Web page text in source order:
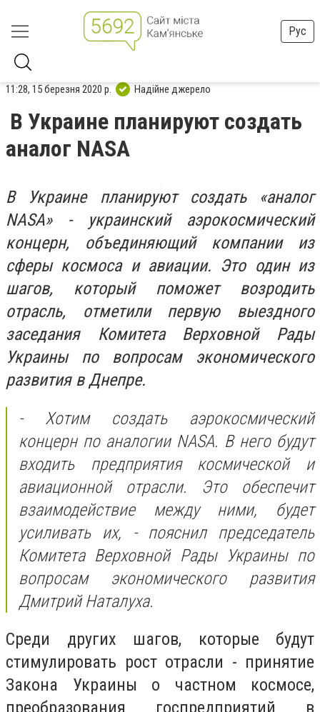
Рус
11:28, 15 березня 2020 р. Надійне джерело
В Украине планируют создать
аналог NASA
В Украине планируют создать «аналог
NASA» - украинский аэрокосмический
концерн, объединяющий компании из
сферы космоса и авиации. Это один из
шагов, который поможет возродить
отрасль, отметили первую выездного
заседания Комитета Верховной Рады
Украины по вопросам экономического
развития в Днепре.
- Хотим создать аэрокосмический
концерн по аналогии NASA. В него будут
входить предприятия космической и
авиационной отрасли. Это обеспечит
взаимодействие между ними, будет
усиливать их, - пояснил председатель
Комитета Верховной Рады Украины по
вопросам экономического развития
Дмитрий Наталуха.
Среди других шагов, которые будут
стимулировать рост отрасли - принятие
Закона Украины о частном космосе,
преобразования госпредприятий в